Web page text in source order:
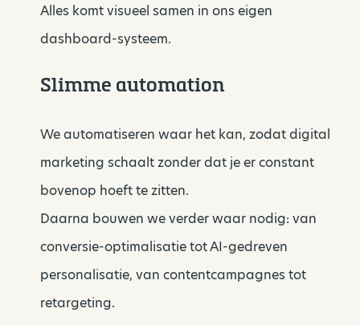
Alles komt visueel samen in ons eigen
dashboard-systeem.
Slimme automation
We automatiseren waar het kan, zodat digital
marketing schaalt zonder dat je er constant
bovenop hoeft te zitten.
Daarna bouwen we verder waar nodig: van
conversie-optimalisatie tot AI-gedreven
personalisatie, van contentcampagnes tot
retargeting.